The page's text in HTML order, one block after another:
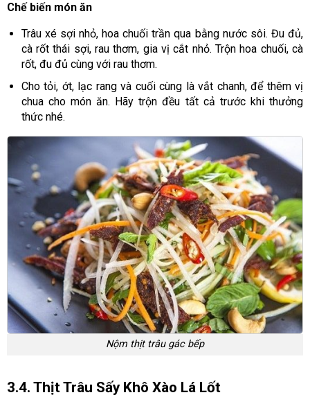
Chế biến món ăn
Trâu xé sợi nhỏ, hoa chuối trần qua bằng nước sôi. Đu đủ,
cà rốt thái sợi, rau thơm, gia vị cắt nhỏ. Trộn hoa chuối, cà
rốt, đu đủ cùng với rau thơm.
Cho tỏi, ớt, lạc rang và cuối cùng là vắt chanh, để thêm vị
chua cho món ăn. Hãy trộn đều tất cả trước khi thưởng
thức nhé.
Nộm thịt trâu gác bếp
3.4. Thịt Trâu Sấy Khô Xào Lá Lốt